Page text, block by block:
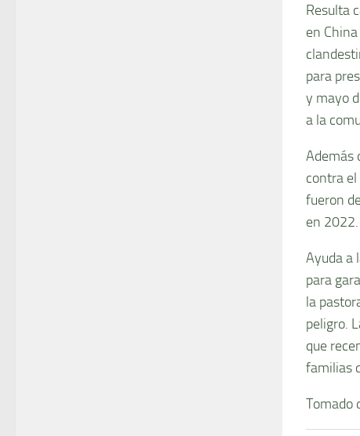
Resulta
en
para
y mayo
a la
Además
contra
fueron
en 2022.
Ayuda a
para
la
peligro.
que
familias
Tomado